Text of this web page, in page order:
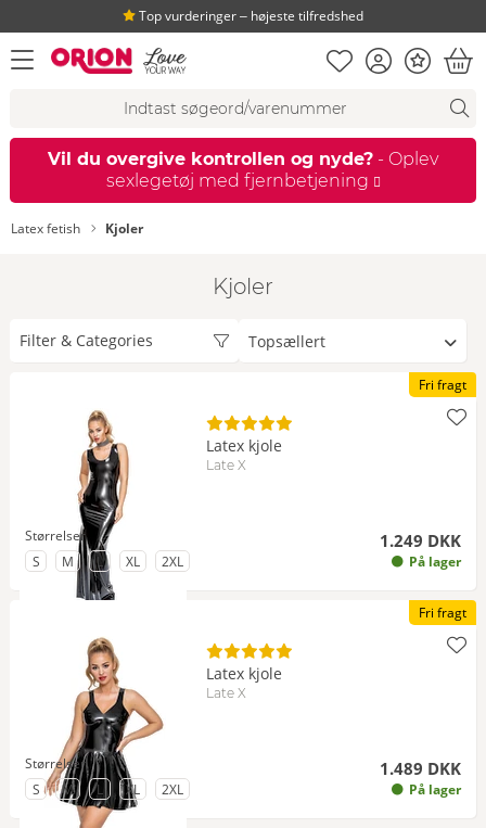
Top vurderinger ‒ højeste tilfredshed
åbn menu Huskeseddel
Kundekonto
Bonus
Vil du overgive kontrollen og nyde? - Oplev
sexlegetøj med fjernbetjening
Latex fetish Kjoler
Kjoler
Filter & Categories
efter
Fri fragt
Latex kjole
Late X
1.249 DKK
På lager
Størrelser
til Størrelse
S til Størrelse
M til Størrelse
L til Størrelse
XL til Størrelse
2XL
Fri fragt
Latex kjole
Late X
1.489 DKK
På lager
Størrelser
til Størrelse
S til Størrelse
M til Størrelse
L til Størrelse
XL til Størrelse
2XL